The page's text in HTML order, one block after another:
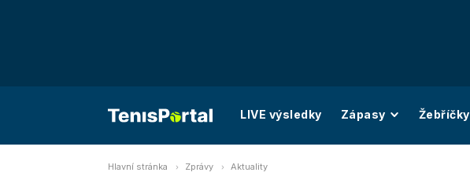
LIVE výsledky Zápasy Žebříčky
Hlavní stránka Zprávy Aktuality